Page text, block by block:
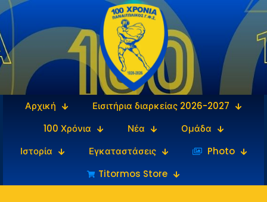
Αρχική
Εισιτήρια διαρκείας 2026-2027
100 Χρόνια
Νέα
Ομάδα
Ιστορία
Εγκαταστάσεις
‎‏‏‎ ‎Photo
Titormos Store